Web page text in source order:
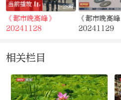
11-28期
当前播放
《都市晚高峰》
20241128
《都市晚高峰
20241129
相关栏目